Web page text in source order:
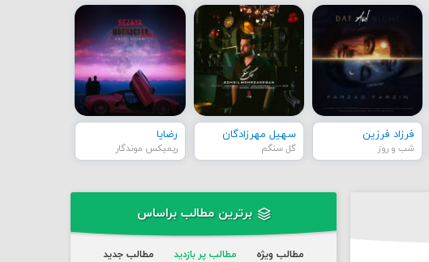
فرزاد فرزین
شب و روز
سهیل مهرزادگان
گل سنگم
رضایا
ریمیکس موندگار
برترین مطالب براساس
مطالب ویژه مطالب پر بازدید مطالب جدید